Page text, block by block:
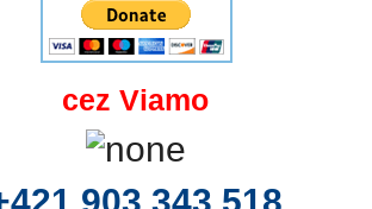
cez Viamo